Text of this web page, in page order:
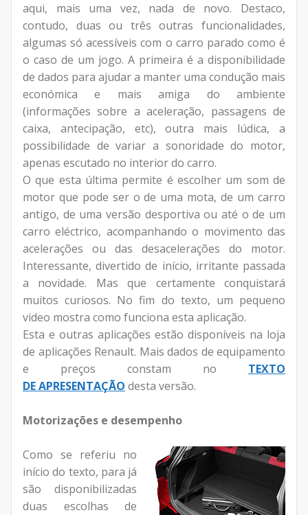
aqui, mais uma vez, nada de novo. Destaco,
contudo, duas ou três outras funcionalidades,
algumas só acessíveis com o carro parado como é
o caso de um jogo. A primeira é a disponibilidade
de dados para ajudar a manter uma condução mais
económica e mais amiga do ambiente
(informações sobre a aceleração, passagens de
caixa, antecipação, etc), outra mais lúdica, a
possibilidade de variar a sonoridade do motor,
apenas escutado no interior do carro.
O que esta última permite é escolher um som de
motor que pode ser o de uma mota, de um carro
antigo, de uma versão desportiva ou até o de um
carro eléctrico, acompanhando o movimento das
acelerações ou das desacelerações do motor.
Interessante, divertido de início, irritante passada
a novidade. Mas que certamente conquistará
muitos curiosos. No fim do texto, um pequeno
video mostra como funciona esta aplicação.
Esta e outras aplicações estão disponíveis na loja
de aplicações Renault. Mais dados de equipamento
e preços constam no TEXTO
DEAPRESENTAÇÃO desta versão.
Motorizações e desempenho
Como se referiu no
início do texto, para já
são disponibilizadas
duas escolhas de